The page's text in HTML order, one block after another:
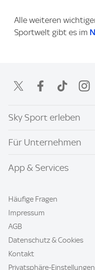
Alle weiteren
Sportwelt gibt es im
Sky Sport erleben
Für Unternehmen
App & Services
Häufige Fragen
Impressum
AGB
Datenschutz & Cookies
Kontakt
Privatsphäre-Einstellungen